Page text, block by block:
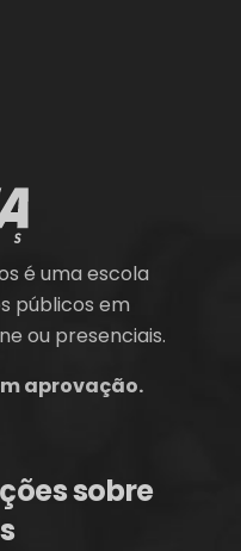
é uma escola
públicos em
ou presenciais.
aprovação.
sobre